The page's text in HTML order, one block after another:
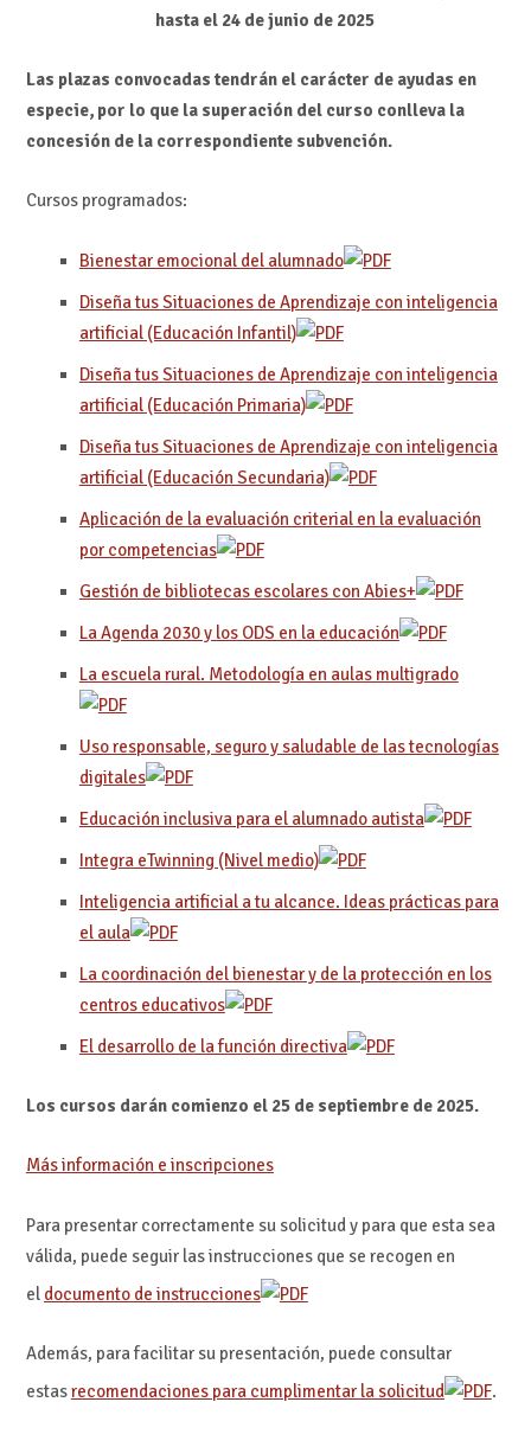
hasta el 24 de junio de 2025
Las plazas convocadas tendrán el carácter de ayudas en
especie, por lo que la superación del curso conlleva la
concesión de la correspondiente subvención.
Cursos programados:
Bienestar emocional del alumnado
Diseña tus Situaciones de Aprendizaje con inteligencia
artificial (Educación Infantil)
Diseña tus Situaciones de Aprendizaje con inteligencia
artificial (Educación Primaria)
Diseña tus Situaciones de Aprendizaje con inteligencia
artificial (Educación Secundaria)
Aplicación de la evaluación criterial en la evaluación
por competencias
Gestión de bibliotecas escolares con Abies+
La Agenda 2030 y los ODS en la educación
La escuela rural. Metodología en aulas multigrado
Uso responsable, seguro y saludable de las tecnologías
digitales
Educación inclusiva para el alumnado autista
Integra eTwinning (Nivel medio)
Inteligencia artificial a tu alcance. Ideas prácticas para
el aula
La coordinación del bienestar y de la protección en los
centros educativos
El desarrollo de la función directiva
Los cursos darán comienzo el 25 de septiembre de 2025.
Más información e inscripciones
Para presentar correctamente su solicitud y para que esta sea
válida, puede seguir las instrucciones que se recogen en
el documento de instrucciones
Además, para facilitar su presentación, puede consultar
estasrecomendaciones para cumplimentar la solicitud .